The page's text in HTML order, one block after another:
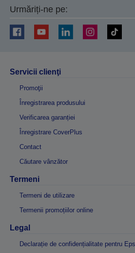
Urmăriți-ne pe:
Servicii clienţi
Promoţii
Înregistrarea produsului
Verificarea garanției
Înregistrare CoverPlus
Contact
Căutare vânzător
Termeni
Termeni de utilizare
Termenii promoțiilor online
Legal
Declarație de confidențialitate pentru